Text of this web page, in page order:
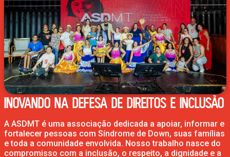
INOVANDO NA DEFESA DE DIREITOS E INCLUSÃO
A ASDMT é uma associação dedicada a apoiar, informar e
fortalecer pessoas com Síndrome de Down, suas famílias
e toda a comunidade envolvida. Nosso trabalho nasce do
compromisso com a inclusão, o respeito, a dignidade e a